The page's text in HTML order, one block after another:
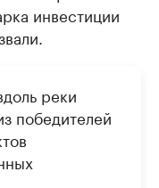
инвестиции
реки
победителей